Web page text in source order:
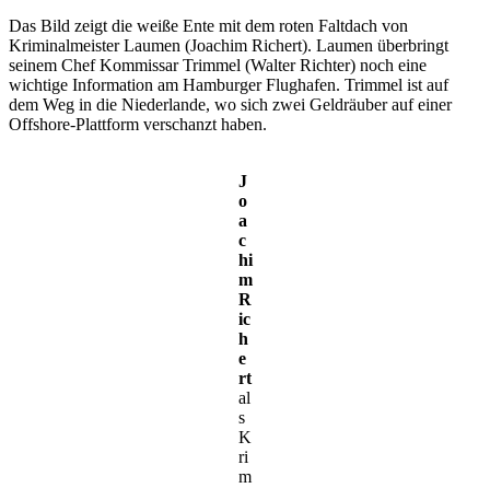
Das Bild zeigt die weiße Ente mit dem roten Faltdach von
Kriminalmeister Laumen (Joachim Richert). Laumen überbringt
seinem Chef Kommissar Trimmel (Walter Richter) noch eine
wichtige Information am Hamburger Flughafen. Trimmel ist auf
dem Weg in die Niederlande, wo sich zwei Geldräuber auf einer
Offshore-Plattform verschanzt haben.
J
o
a
c
hi
m
R
ic
h
e
rt
al
s
K
ri
m